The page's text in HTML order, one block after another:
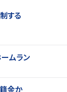
する
ムラン
金か